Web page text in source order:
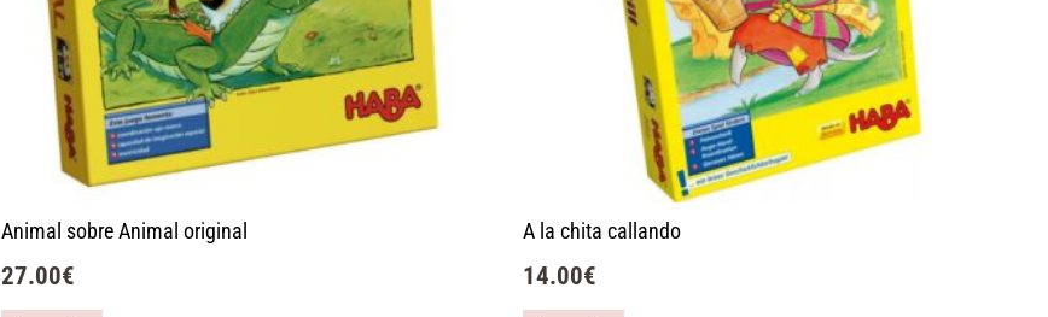
Animal sobre Animal original
27.00€
A la chita callando
14.00€